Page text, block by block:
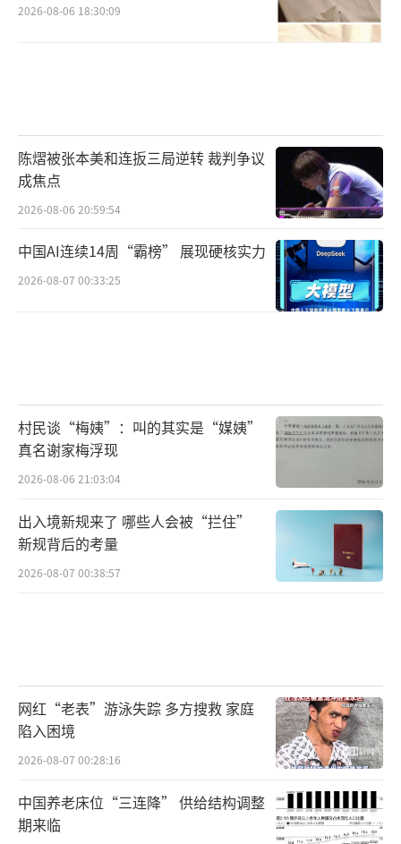
2026-08-06 18:30:09
陈熠被张本美和连扳三局逆转 裁判争议
成焦点
2026-08-06 20:59:54
中国AI连续14周“霸榜” 展现硬核实力
2026-08-07 00:33:25
村民谈“梅姨”：叫的其实是“媒姨”
真名谢家梅浮现
2026-08-06 21:03:04
出入境新规来了 哪些人会被“拦住”
新规背后的考量
2026-08-07 00:38:57
网红“老表”游泳失踪 多方搜救 家庭
陷入困境
2026-08-07 00:28:16
中国养老床位“三连降” 供给结构调整
期来临